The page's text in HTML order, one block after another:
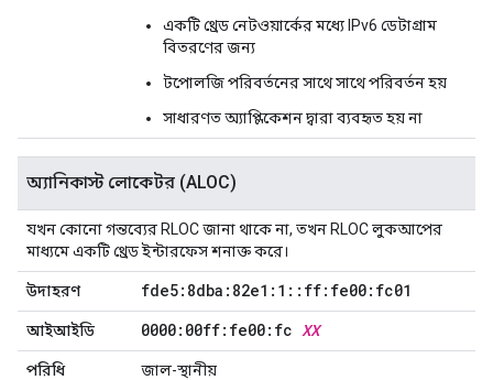
একটি থ্রেড নেটওয়ার্কের মধ্যে IPv6 ডেটাগ্রাম
বিতরণের জন্য
টপোলজি পরিবর্তনের সাথে সাথে পরিবর্তন হয়
সাধারণত অ্যাপ্লিকেশন দ্বারা ব্যবহৃত হয় না
অ্যানিকাস্ট লোকেটর (ALOC)
যখন কোনো গন্তব্যের RLOC জানা থাকে না, তখন RLOC লুকআপের
মাধ্যমে একটি থ্রেড ইন্টারফেস শনাক্ত করে।
উদাহরণ fde5:8dba:82e1:1 :: ff:fe00:fc01
আইআইডি 0000:00ff:fe00:fc XX
পরিধি জাল-স্থানীয়